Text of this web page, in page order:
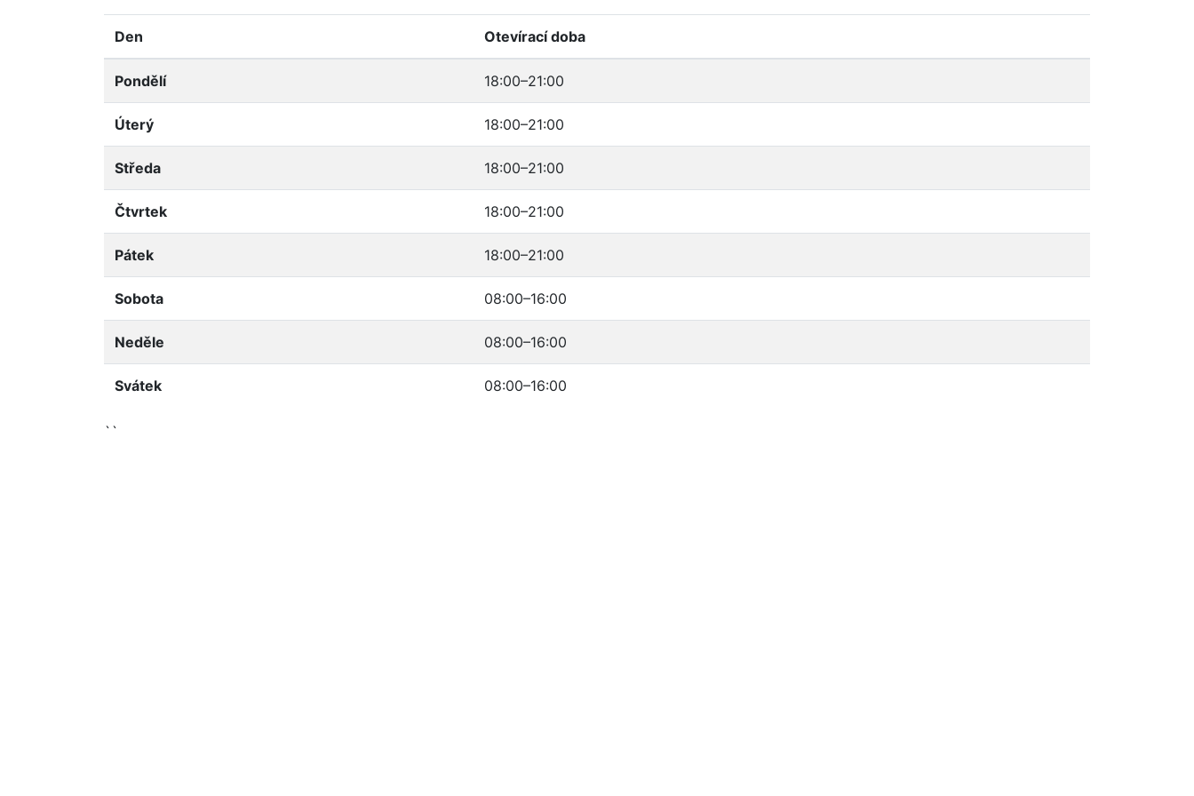
Den Otevírací doba
Pondělí 18:00–21:00
Úterý 18:00–21:00
Středa 18:00–21:00
Čtvrtek 18:00–21:00
Pátek 18:00–21:00
Sobota 08:00–16:00
Neděle 08:00–16:00
Svátek 08:00–16:00
``